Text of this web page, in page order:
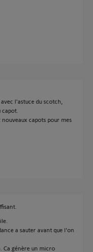
l'astuce du scotch,
capots pour mes
a sauter avant que l'on
Ca génère un micro